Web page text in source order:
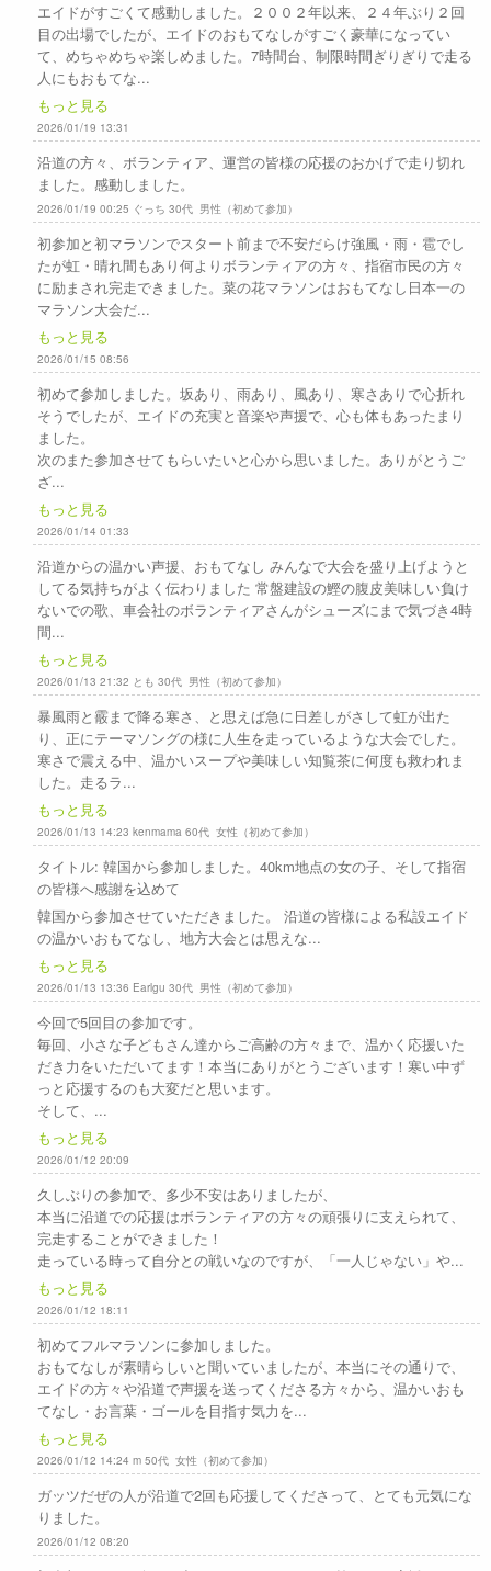
エイドがすごくて感動しました。２００２年以来、２４年ぶり２回
目の出場でしたが、エイドのおもてなしがすごく豪華になってい
て、めちゃめちゃ楽しめました。7時間台、制限時間ぎりぎりで走る
人にもおもてな...
もっと見る
2026/01/19 13:31
沿道の方々、ボランティア、運営の皆様の応援のおかげで走り切れ
ました。感動しました。
2026/01/19 00:25 ぐっち 30代 男性（初めて参加）
初参加と初マラソンでスタート前まで不安だらけ強風・雨・雹でし
たが虹・晴れ間もあり何よりボランティアの方々、指宿市民の方々
に励まされ完走できました。菜の花マラソンはおもてなし日本一の
マラソン大会だ...
もっと見る
2026/01/15 08:56
初めて参加しました。坂あり、雨あり、風あり、寒さありで心折れ
そうでしたが、エイドの充実と音楽や声援で、心も体もあったまり
ました。
次のまた参加させてもらいたいと心から思いました。ありがとうご
ざ...
もっと見る
2026/01/14 01:33
沿道からの温かい声援、おもてなし みんなで大会を盛り上げようと
してる気持ちがよく伝わりました 常盤建設の鰹の腹皮美味しい負け
ないでの歌、車会社のボランティアさんがシューズにまで気づき4時
間...
もっと見る
2026/01/13 21:32 とも 30代 男性（初めて参加）
暴風雨と霰まで降る寒さ、と思えば急に日差しがさして虹が出た
り、正にテーマソングの様に人生を走っているような大会でした。
寒さで震える中、温かいスープや美味しい知覧茶に何度も救われま
した。走るラ...
もっと見る
2026/01/13 14:23 kenmama 60代 女性（初めて参加）
タイトル: 韓国から参加しました。40km地点の女の子、そして指宿
の皆様へ感謝を込めて
韓国から参加させていただきました。 沿道の皆様による私設エイド
の温かいおもてなし、地方大会とは思えな...
もっと見る
2026/01/13 13:36 Earlgu 30代 男性（初めて参加）
今回で5回目の参加です。
毎回、小さな子どもさん達からご高齢の方々まで、温かく応援いた
だき力をいただいてます！本当にありがとうございます！寒い中ず
っと応援するのも大変だと思います。
そして、...
もっと見る
2026/01/12 20:09
久しぶりの参加で、多少不安はありましたが、
本当に沿道での応援はボランティアの方々の頑張りに支えられて、
完走することができました！
走っている時って自分との戦いなのですが、「一人じゃない」や...
もっと見る
2026/01/12 18:11
初めてフルマラソンに参加しました。
おもてなしが素晴らしいと聞いていましたが、本当にその通りで、
エイドの方々や沿道で声援を送ってくださる方々から、温かいおも
てなし・お言葉・ゴールを目指す気力を...
もっと見る
2026/01/12 14:24 m 50代 女性（初めて参加）
ガッツだぜの人が沿道で2回も応援してくださって、とても元気にな
りました。
2026/01/12 08:20